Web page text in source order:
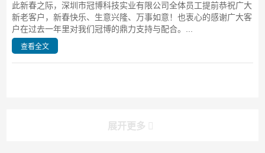
此新春之际，深圳市冠博科技实业有限公司全体员工提前恭祝广大
新老客户，新春快乐、生意兴隆、万事如意！也衷心的感谢广大客
户在过去一年里对我们冠博的鼎力支持与配合。...
查看全文
展开更多